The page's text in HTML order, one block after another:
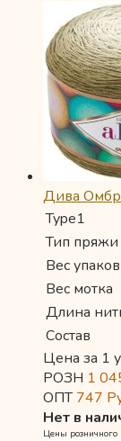
Дива
Type1
Тип пряжи
Вес
Вес мотка
Длина
Состав
Цена за 1
РОЗН 1
ОПТ747
Нет в
Цены